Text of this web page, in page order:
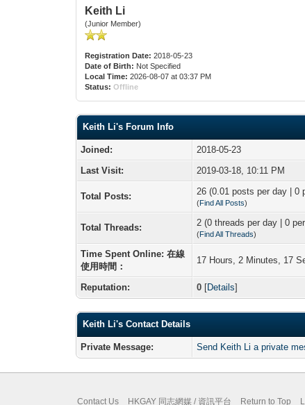
Keith Li
(Junior Member)
Registration Date: 2018-05-23
Date of Birth: Not Specified
Local Time: 2026-08-07 at 03:37 PM
Status: Offline
Keith Li's Forum Info
Joined:
2018-05-23
Last Visit:
2019-03-18, 10:11 PM
Total Posts: 26 (0.01 posts per day | 0
(Find All Posts)
Total Threads: 2 (0 threads per day | 0
(Find All Threads)
Time Spent Online: 在線
使用時間：
17 Hours, 2 Minutes, 17
Reputation: 0 [Details]
Keith Li's Contact Details
Private Message: Send Keith Li a private
Contact Us HKGAY 同志網媒 / 資訊平台 Return to Top